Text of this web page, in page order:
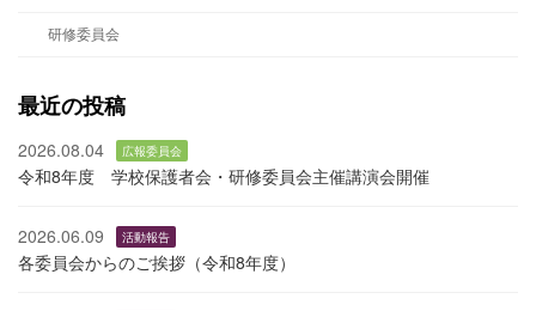
研修委員会
最近の投稿
2026.08.04 広報委員会
令和8年度 学校保護者会・研修委員会主催講演会開催
2026.06.09 活動報告
各委員会からのご挨拶（令和8年度）